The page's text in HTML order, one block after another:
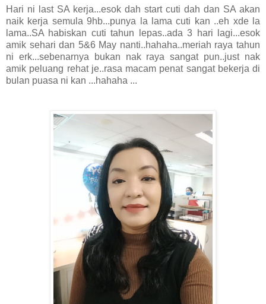
Hari ni last SA kerja...esok dah start cuti dah dan SA akan
naik kerja semula 9hb...punya la lama cuti kan ..eh xde la
lama..SA habiskan cuti tahun lepas..ada 3 hari lagi...esok
amik sehari dan 5&6 May nanti..hahaha..meriah raya tahun
ni erk...sebenarnya bukan nak raya sangat pun..just nak
amik peluang rehat je..rasa macam penat sangat bekerja di
bulan puasa ni kan ...hahaha ...